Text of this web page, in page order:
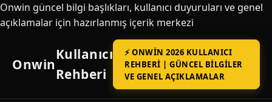
Onwin güncel bilgi başlıkları, kullanıcı duyuruları ve genel
açıklamalar için hazırlanmış içerik merkezi
Onwin
Kullanıcı
Rehberi
⚡ ONWIN 2026 KULLANICI
REHBERI | GÜNCEL BILGILER
VE GENEL AÇIKLAMALAR